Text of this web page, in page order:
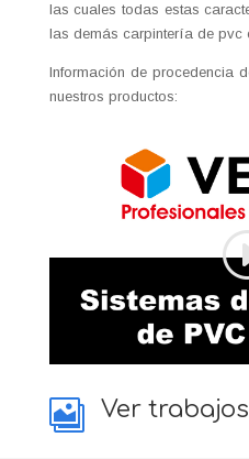
las cuales todas estas
las demás carpintería de pvc
Información de procedencia
nuestros productos:
 Ver